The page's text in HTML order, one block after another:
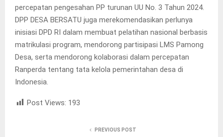
percepatan pengesahan PP turunan UU No. 3 Tahun 2024.
DPP DESA BERSATU juga merekomendasikan perlunya
inisiasi DPD RI dalam membuat pelatihan nasional berbasis
matrikulasi program, mendorong partisipasi LMS Pamong
Desa, serta mendorong kolaborasi dalam percepatan
Ranperda tentang tata kelola pemerintahan desa di
Indonesia.
Post Views: 193
PREVIOUS POST